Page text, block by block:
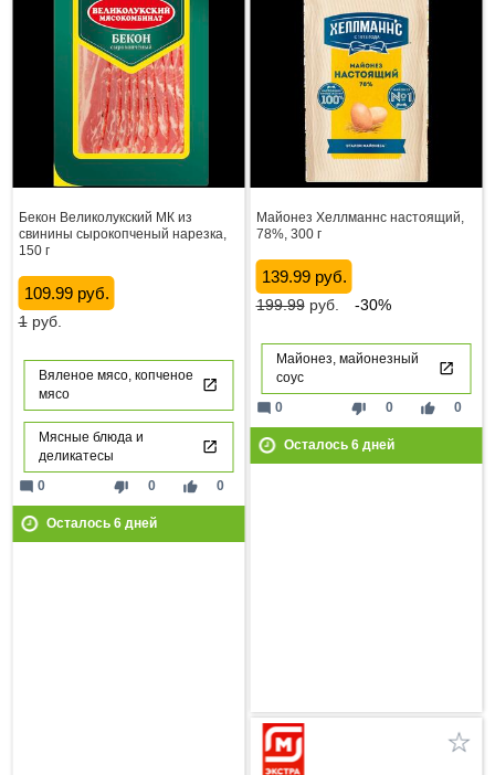
Бекон Великолукский МК из
свинины сырокопченый нарезка,
150 г
109.99 руб.
1руб.
Вяленое мясо, копченое
мясо
Мясные блюда и
деликатесы
thumb_down 0 thumb_up 0
mode_comment 0
Осталось 6дней
Майонез Хеллманнс настоящий,
78%, 300 г
139.99 руб.
199.99руб. -30%
Майонез, майонезный
соус
thumb_down 0 thumb_up 0
mode_comment 0
Осталось 6дней